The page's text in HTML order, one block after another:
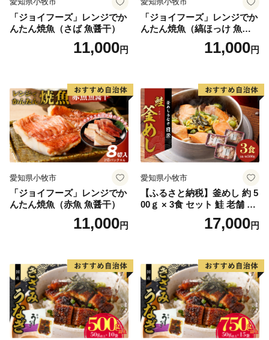
「ジョイフーズ」レンジでか
んたん焼魚（さば 魚醤干）
11,000円
「ジョイフーズ」レンジでか
んたん焼魚（縞ほっけ 魚醤
11,000円
愛知県小牧市
「ジョイフーズ」レンジでか
んたん焼魚（赤魚 魚醤干）
11,000円
愛知県小牧市
【ふるさと納税】釜めし 約 5
00ｇ × 3食 セット 鮭 老舗 急
速冷凍 レンチン 時短 簡単調
理 食品 加工品 海鮮 手作り
り寄せグルメ 愛知県 小牧市
送料無料
17,000円